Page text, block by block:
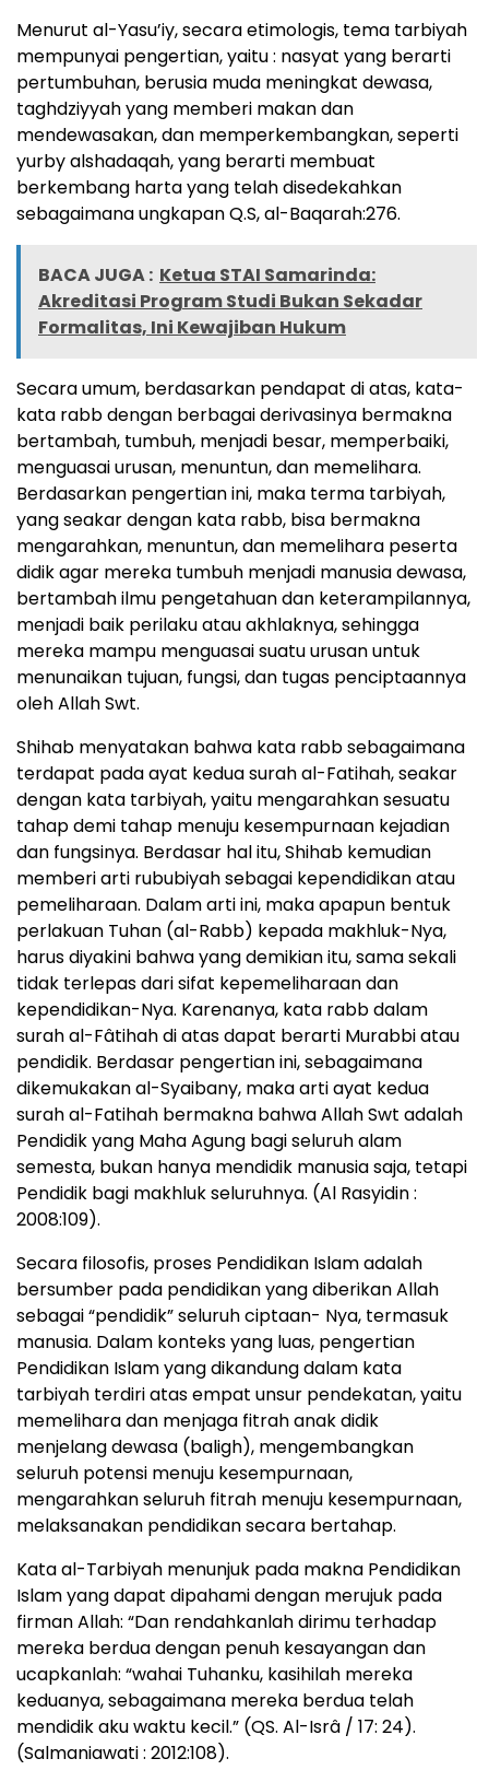
Menurut al-Yasu’iy, secara etimologis, tema tarbiyah
mempunyai pengertian, yaitu : nasyat yang berarti
pertumbuhan, berusia muda meningkat dewasa,
taghdziyyah yang memberi makan dan
mendewasakan, dan memperkembangkan, seperti
yurby alshadaqah, yang berarti membuat
berkembang harta yang telah disedekahkan
sebagaimana ungkapan Q.S, al-Baqarah:276.
BACA JUGA : Ketua STAI Samarinda:
Akreditasi Program Studi Bukan Sekadar
Formalitas, Ini Kewajiban Hukum
Secara umum, berdasarkan pendapat di atas, kata-
kata rabb dengan berbagai derivasinya bermakna
bertambah, tumbuh, menjadi besar, memperbaiki,
menguasai urusan, menuntun, dan memelihara.
Berdasarkan pengertian ini, maka terma tarbiyah,
yang seakar dengan kata rabb, bisa bermakna
mengarahkan, menuntun, dan memelihara peserta
didik agar mereka tumbuh menjadi manusia dewasa,
bertambah ilmu pengetahuan dan keterampilannya,
menjadi baik perilaku atau akhlaknya, sehingga
mereka mampu menguasai suatu urusan untuk
menunaikan tujuan, fungsi, dan tugas penciptaannya
oleh Allah Swt.
Shihab menyatakan bahwa kata rabb sebagaimana
terdapat pada ayat kedua surah al-Fatihah, seakar
dengan kata tarbiyah, yaitu mengarahkan sesuatu
tahap demi tahap menuju kesempurnaan kejadian
dan fungsinya. Berdasar hal itu, Shihab kemudian
memberi arti rububiyah sebagai kependidikan atau
pemeliharaan. Dalam arti ini, maka apapun bentuk
perlakuan Tuhan (al-Rabb) kepada makhluk-Nya,
harus diyakini bahwa yang demikian itu, sama sekali
tidak terlepas dari sifat kepemeliharaan dan
kependidikan-Nya. Karenanya, kata rabb dalam
surah al-Fâtihah di atas dapat berarti Murabbi atau
pendidik. Berdasar pengertian ini, sebagaimana
dikemukakan al-Syaibany, maka arti ayat kedua
surah al-Fatihah bermakna bahwa Allah Swt adalah
Pendidik yang Maha Agung bagi seluruh alam
semesta, bukan hanya mendidik manusia saja, tetapi
Pendidik bagi makhluk seluruhnya. (Al Rasyidin :
2008:109).
Secara filosofis, proses Pendidikan Islam adalah
bersumber pada pendidikan yang diberikan Allah
sebagai “pendidik” seluruh ciptaan- Nya, termasuk
manusia. Dalam konteks yang luas, pengertian
Pendidikan Islam yang dikandung dalam kata
tarbiyah terdiri atas empat unsur pendekatan, yaitu
memelihara dan menjaga fitrah anak didik
menjelang dewasa (baligh), mengembangkan
seluruh potensi menuju kesempurnaan,
mengarahkan seluruh fitrah menuju kesempurnaan,
melaksanakan pendidikan secara bertahap.
Kata al-Tarbiyah menunjuk pada makna Pendidikan
Islam yang dapat dipahami dengan merujuk pada
firman Allah: “Dan rendahkanlah dirimu terhadap
mereka berdua dengan penuh kesayangan dan
ucapkanlah: “wahai Tuhanku, kasihilah mereka
keduanya, sebagaimana mereka berdua telah
mendidik aku waktu kecil.” (QS. Al-Isrâ / 17: 24).
(Salmaniawati : 2012:108).